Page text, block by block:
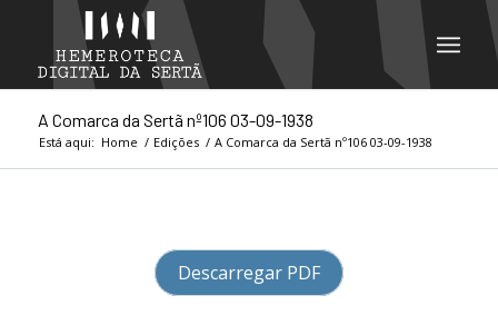
A Comarca da Sertã nº106 03-09-1938
Está aqui: Home / Edições / A Comarca da Sertã nº106 03-09-1938
Descarregar PDF